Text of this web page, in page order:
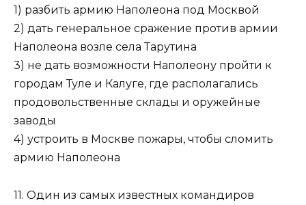
1) разбить армию Наполеона под Москвой
2) дать генеральное сражение против армии
Наполеона возле села Тарутина
3) не дать возможности Наполеону пройти к
городам Туле и Калуге, где располагались
продовольственные склады и оружейные
заводы
4) устроить в Москве пожары, чтобы сломить
армию Наполеона
11. Один из самых известных командиров